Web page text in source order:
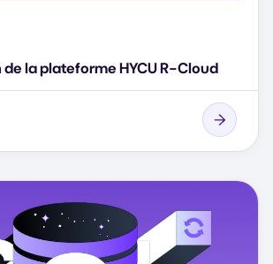
la plateforme HYCU R-Cloud